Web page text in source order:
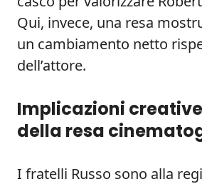
Qui, invece, una resa
un cambiamento netto
dell’attore.
Implicazioni
della resa
I fratelli Russo sono alla